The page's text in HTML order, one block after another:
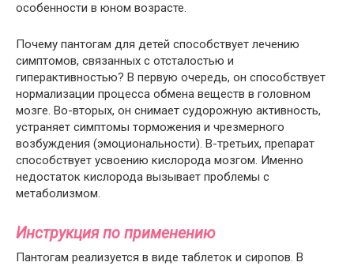
особенности в юном возрасте.
Почему пантогам для детей способствует лечению
симптомов, связанных с отсталостью и
гиперактивностью? В первую очередь, он способствует
нормализации процесса обмена веществ в головном
мозге. Во-вторых, он снимает судорожную активность,
устраняет симптомы торможения и чрезмерного
возбуждения (эмоциональности). В-третьих, препарат
способствует усвоению кислорода мозгом. Именно
недостаток кислорода вызывает проблемы с
метаболизмом.
Инструкция по применению
Пантогам реализуется в виде таблеток и сиропов. В